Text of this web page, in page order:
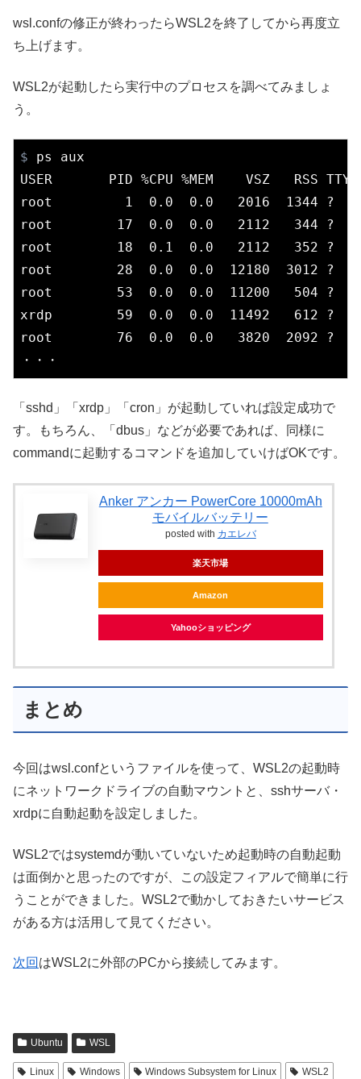
wsl.confの修正が終わったらWSL2を終了してから再度立
ち上げます。
WSL2が起動したら実行中のプロセスを調べてみましょ
う。
$ ps aux
USER       PID %CPU %MEM    VSZ   RSS TTY
root         1  0.0  0.0   2016  1344 ?
root        17  0.0  0.0   2112   344 ?
root        18  0.1  0.0   2112   352 ?
root        28  0.0  0.0  12180  3012 ?
root        53  0.0  0.0  11200   504 ?
xrdp        59  0.0  0.0  11492   612 ?
root        76  0.0  0.0   3820  2092 ?
・・・
「sshd」「xrdp」「cron」が起動していれば設定成功で
す。もちろん、「dbus」などが必要であれば、同様に
commandに起動するコマンドを追加していけばOKです。
Anker アンカー PowerCore 10000mAh
モバイルバッテリー
posted with カエレバ
楽天市場
Amazon
Yahooショッピング
まとめ
今回はwsl.confというファイルを使って、WSL2の起動時
にネットワークドライブの自動マウントと、sshサーバ・
xrdpに自動起動を設定しました。
WSL2ではsystemdが動いていないため起動時の自動起動
は面倒かと思ったのですが、この設定フィアルで簡単に行
うことができました。WSL2で動かしておきたいサービス
がある方は活用して見てください。
次回 はWSL2に外部のPCから接続してみます。
Ubuntu WSL
Linux Windows Windows Subsystem for Linux
WSL2